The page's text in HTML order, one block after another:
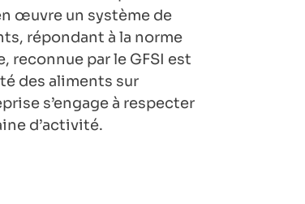
œuvre un système de
répondant à la norme
reconnue par le GFSI est
des aliments sur
s’engage à respecter
d’activité.